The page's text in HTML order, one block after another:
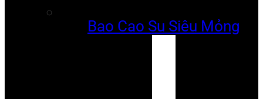
Bao Cao Su Siêu Mỏng